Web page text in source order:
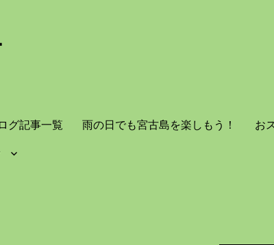
グ記事一覧 雨の日でも宮古島を楽しもう！ お